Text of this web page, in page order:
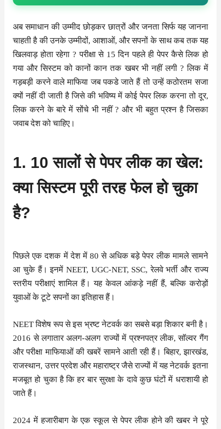
अब समाधान की उम्मीद छोड़कर छात्रों और जनता सिर्फ यह जानना
चाहती है की उनके उम्मीदों, आशाओं, और सपनों के साथ कब तक यह
खिलवाड़ होता रहेगा ? परीक्षा से 15 दिन पहले ही पेपर कैसे लिक हो
गया और सिस्टम को कानों कान तक खबर भी नहीं लगी ? लिक में
गड़बड़ी करने वाले माफिया जब पकडे जाते हैं तो उन्हें कठोरतम सजा
क्यों नहीं दी जाती है जिसे की भविष्य में कोई पेपर लिक करना तो दूर,
लिक करने के बारे में सोंचे भी नहीं ? और भी बहुत प्रश्न है जिसका
जवाब देश को चाहिए।
1. 10 सालों से पेपर लीक का खेल:
क्या सिस्टम पूरी तरह फेल हो चुका
है?
पिछले एक दशक में देश में 80 से अधिक बड़े पेपर लीक मामले सामने
आ चुके हैं। इनमें NEET, UGC-NET, SSC, रेलवे भर्ती और राज्य
स्तरीय परीक्षाएं शामिल हैं। यह केवल आंकड़े नहीं हैं, बल्कि करोड़ों
युवाओं के टूटे सपनों का इतिहास हैं।
NEET विशेष रूप से इस भ्रष्ट नेटवर्क का सबसे बड़ा शिकार बनी है।
2016 से लगातार अलग-अलग राज्यों में प्रश्नपत्र लीक, सॉल्वर गैंग
और परीक्षा माफियाओं की खबरें सामने आती रही हैं। बिहार, झारखंड,
राजस्थान, उत्तर प्रदेश और महाराष्ट्र जैसे राज्यों में यह नेटवर्क इतना
मजबूत हो चुका है कि हर बार सुरक्षा के दावे कुछ घंटों में धराशायी हो
जाते हैं।
2024 में हजारीबाग के एक स्कूल से पेपर लीक होने की खबर ने पूरे